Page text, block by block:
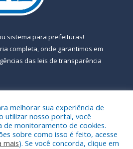
sistema para prefeituras!
completa, onde garantimos em
das leis de transparência
a Prefeitura Municipal de Almeirim.
melhorar sua experiência de
utilizar nosso portal, você
de monitoramento de cookies.
sobre como isso é feito, acesse
mais). Se você concorda, clique em